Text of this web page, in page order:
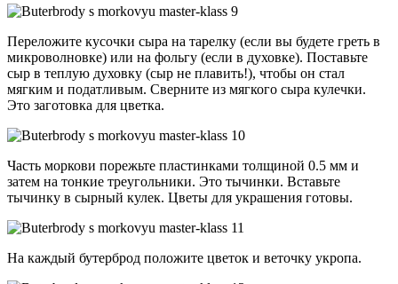
Переложите кусочки сыра на тарелку (если вы будете греть в
микроволновке) или на фольгу (если в духовке). Поставьте
сыр в теплую духовку (сыр не плавить!), чтобы он стал
мягким и податливым. Сверните из мягкого сыра кулечки.
Это заготовка для цветка.
Часть моркови порежьте пластинками толщиной 0.5 мм и
затем на тонкие треугольники. Это тычинки. Вставьте
тычинку в сырный кулек. Цветы для украшения готовы.
На каждый бутерброд положите цветок и веточку укропа.